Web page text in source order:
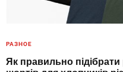
РАЗНОЕ
Як правильно